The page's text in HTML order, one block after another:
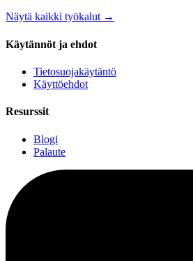
Näytä kaikki työkalut→
Käytännöt ja ehdot
Tietosuojakäytäntö
Käyttöehdot
Resurssit
Blogi
Palaute